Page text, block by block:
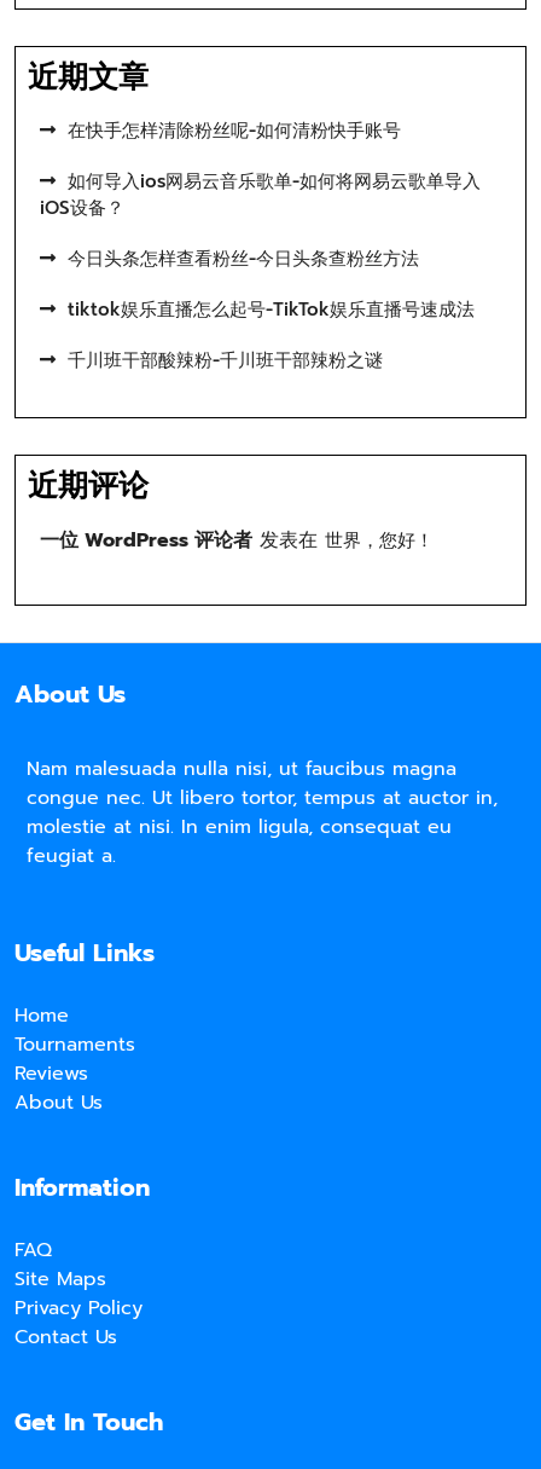
近期文章
在快手怎样清除粉丝呢-如何清粉快手账号
如何导入ios网易云音乐歌单-如何将网易云歌单导入
iOS设备？
今日头条怎样查看粉丝-今日头条查粉丝方法
tiktok娱乐直播怎么起号-TikTok娱乐直播号速成法
千川班干部酸辣粉-千川班干部辣粉之谜
近期评论
一位 WordPress 评论者 发表在 世界，您好！
About Us
Nam malesuada nulla nisi, ut faucibus magna
congue nec. Ut libero tortor, tempus at auctor in,
molestie at nisi. In enim ligula, consequat eu
feugiat a.
Useful Links
Home
Tournaments
Reviews
About Us
Information
FAQ
Site Maps
Privacy Policy
Contact Us
Get In Touch